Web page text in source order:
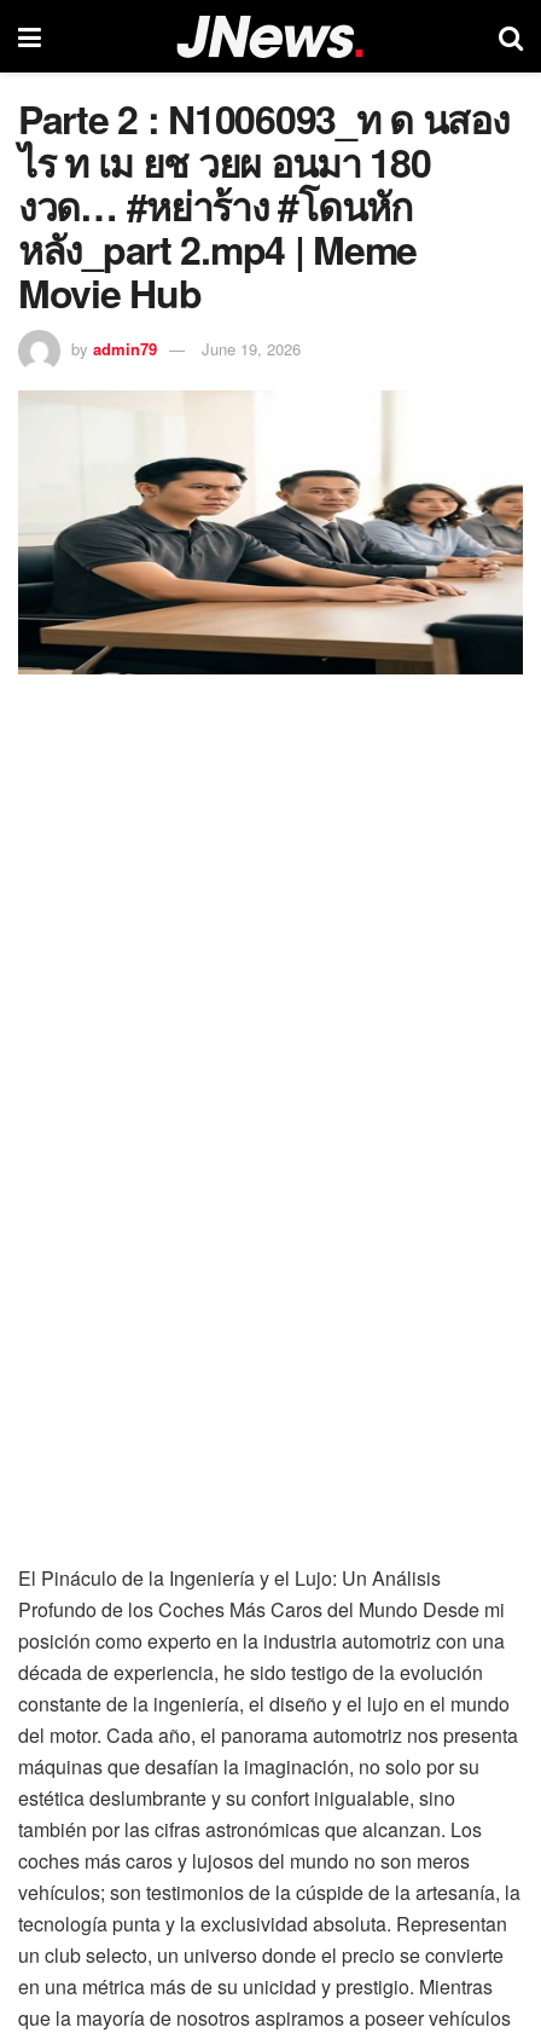
Parte 2 : N1006093_ท ด นสอง
ไร ท เม ยช วยผ อนมา 180
งวด… #หย่าร้าง #โดนหัก
หลัง_part 2.mp4 | Meme
Movie Hub
by admin79 June 19, 2026
El Pináculo de la Ingeniería y el Lujo: Un Análisis
Profundo de los Coches Más Caros del Mundo Desde mi
posición como experto en la industria automotriz con una
década de experiencia, he sido testigo de la evolución
constante de la ingeniería, el diseño y el lujo en el mundo
del motor. Cada año, el panorama automotriz nos presenta
máquinas que desafían la imaginación, no solo por su
estética deslumbrante y su confort inigualable, sino
también por las cifras astronómicas que alcanzan. Los
coches más caros y lujosos del mundo no son meros
vehículos; son testimonios de la cúspide de la artesanía, la
tecnología punta y la exclusividad absoluta. Representan
un club selecto, un universo donde el precio se convierte
en una métrica más de su unicidad y prestigio. Mientras
que la mayoría de nosotros aspiramos a poseer vehículos